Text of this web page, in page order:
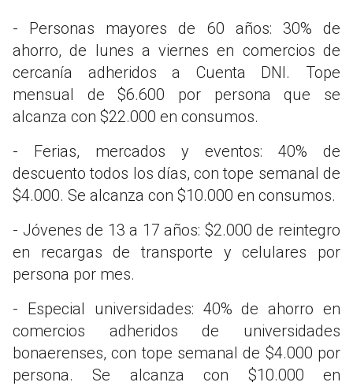
- Personas mayores de 60 años: 30% de
ahorro, de lunes a viernes en comercios de
cercanía adheridos a Cuenta DNI. Tope
mensual de $6.600 por persona que se
alcanza con $22.000 en consumos.
- Ferias, mercados y eventos: 40% de
descuento todos los días, con tope semanal de
$4.000. Se alcanza con $10.000 en consumos.
- Jóvenes de 13 a 17 años: $2.000 de reintegro
en recargas de transporte y celulares por
persona por mes.
- Especial universidades: 40% de ahorro en
comercios adheridos de universidades
bonaerenses, con tope semanal de $4.000 por
persona. Se alcanza con $10.000 en